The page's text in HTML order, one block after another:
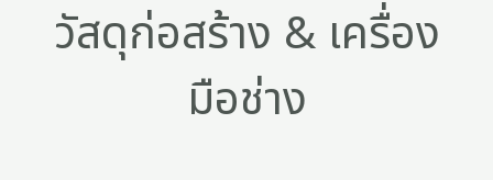
วัสดุก่อสร้าง & เครื่อง
มือช่าง